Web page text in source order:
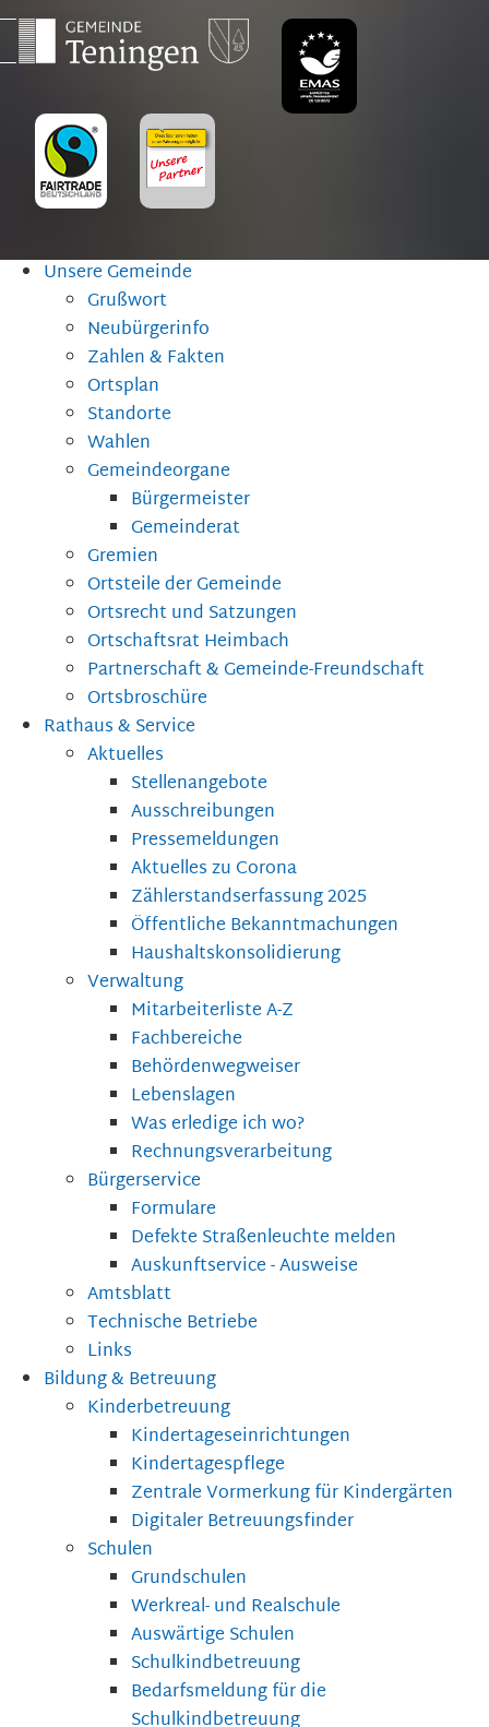
Unsere Gemeinde
Grußwort
Neubürgerinfo
Zahlen & Fakten
Ortsplan
Standorte
Wahlen
Gemeindeorgane
Bürgermeister
Gemeinderat
Gremien
Ortsteile der Gemeinde
Ortsrecht und Satzungen
Ortschaftsrat Heimbach
Partnerschaft & Gemeinde-Freundschaft
Ortsbroschüre
Rathaus & Service
Aktuelles
Stellenangebote
Ausschreibungen
Pressemeldungen
Aktuelles zu Corona
Zählerstandserfassung 2025
Öffentliche Bekanntmachungen
Haushaltskonsolidierung
Verwaltung
Mitarbeiterliste A-Z
Fachbereiche
Behördenwegweiser
Lebenslagen
Was erledige ich wo?
Rechnungsverarbeitung
Bürgerservice
Formulare
Defekte Straßenleuchte melden
Auskunftservice - Ausweise
Amtsblatt
Technische Betriebe
Links
Bildung & Betreuung
Kinderbetreuung
Kindertageseinrichtungen
Kindertagespflege
Zentrale Vormerkung für Kindergärten
Digitaler Betreuungsfinder
Schulen
Grundschulen
Werkreal- und Realschule
Auswärtige Schulen
Schulkindbetreuung
Bedarfsmeldung für die